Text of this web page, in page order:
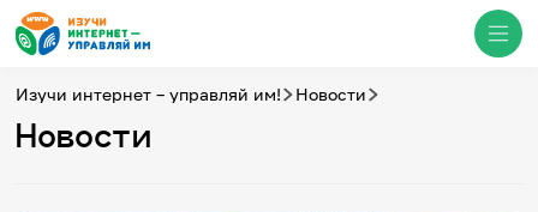
Изучи интернет – управляй им! Новости
Новости